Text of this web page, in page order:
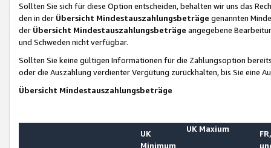
Sollten Sie sich für diese Option entscheiden, behalten wir uns das
den in der Übersicht Mindestauszahlungsbeträge genannten
der Übersicht Mindestauszahlungsbeträge angegebene
und Schweden nicht verfügbar.
Sollten Sie keine gültigen Informationen für die Zahlungsoption
oder die Auszahlung verdienter Vergütung zurückhalten, bis Sie
Übersicht Mindestauszahlungsbeträge
UK
Minimum
UK Maxium